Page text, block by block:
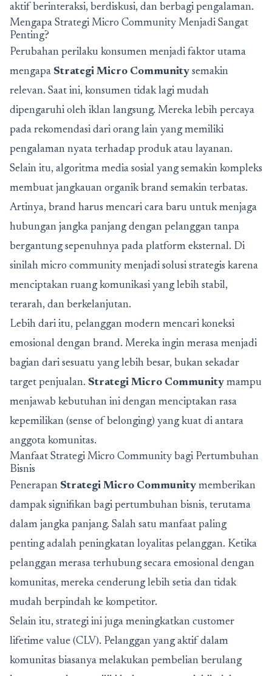
aktif berinteraksi, berdiskusi, dan berbagi pengalaman.
Mengapa Strategi Micro Community Menjadi Sangat
Penting?
Perubahan perilaku konsumen menjadi faktor utama
mengapa Strategi Micro Community semakin
relevan. Saat ini, konsumen tidak lagi mudah
dipengaruhi oleh iklan langsung. Mereka lebih percaya
pada rekomendasi dari orang lain yang memiliki
pengalaman nyata terhadap produk atau layanan.
Selain itu, algoritma media sosial yang semakin kompleks
membuat jangkauan organik brand semakin terbatas.
Artinya, brand harus mencari cara baru untuk menjaga
hubungan jangka panjang dengan pelanggan tanpa
bergantung sepenuhnya pada platform eksternal. Di
sinilah micro community menjadi solusi strategis karena
menciptakan ruang komunikasi yang lebih stabil,
terarah, dan berkelanjutan.
Lebih dari itu, pelanggan modern mencari koneksi
emosional dengan brand. Mereka ingin merasa menjadi
bagian dari sesuatu yang lebih besar, bukan sekadar
target penjualan. Strategi Micro Community mampu
menjawab kebutuhan ini dengan menciptakan rasa
kepemilikan (sense of belonging) yang kuat di antara
anggota komunitas.
Manfaat Strategi Micro Community bagi Pertumbuhan
Bisnis
Penerapan Strategi Micro Community memberikan
dampak signifikan bagi pertumbuhan bisnis, terutama
dalam jangka panjang. Salah satu manfaat paling
penting adalah peningkatan loyalitas pelanggan. Ketika
pelanggan merasa terhubung secara emosional dengan
komunitas, mereka cenderung lebih setia dan tidak
mudah berpindah ke kompetitor.
Selain itu, strategi ini juga meningkatkan customer
lifetime value (CLV). Pelanggan yang aktif dalam
komunitas biasanya melakukan pembelian berulang